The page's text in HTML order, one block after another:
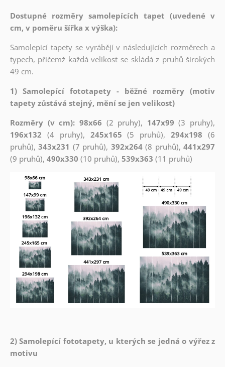
Dostupné rozměry samolepících tapet (uvedené v
cm, v poměru šířka x výška):
Samolepicí tapety se vyrábějí v následujících rozměrech a
typech, přičemž každá velikost se skládá z pruhů širokých
49 cm.
1) Samolepící fototapety - běžné rozměry (motiv
tapety zůstává stejný, mění se jen velikost)
Rozměry (v cm): 98x66 (2 pruhy), 147x99 (3 pruhy),
196x132 (4 pruhy), 245x165 (5 pruhů),294x198 (6
pruhů),343x231 (7 pruhů), 392x264(8 pruhů),441x297
(9 pruhů), 490x330 (10 pruhů), 539x363 (11 pruhů)
2) Samolepící fototapety, u kterých se jedná o výřez z
motivu